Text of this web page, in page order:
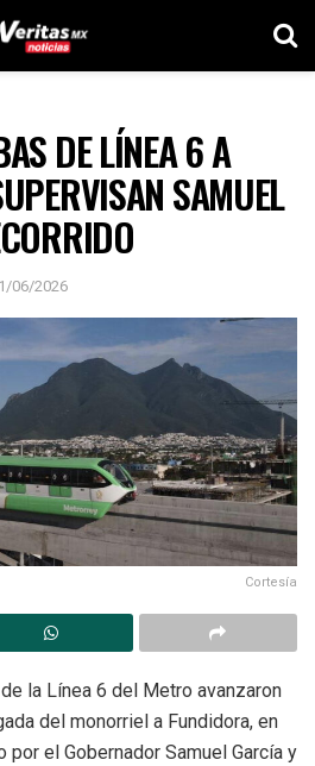
DE LÍNEA 6 A
SAMUEL
06/2026
Cortesía
la Línea 6 del Metro avanzaron
del monorriel a Fundidora, en
el Gobernador Samuel García y